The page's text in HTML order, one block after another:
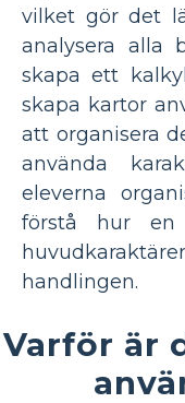
vilket gör det
analysera alla
skapa ett
skapa kartor
att organisera
använda
eleverna
förstå hur en
handlingen.
Varför är